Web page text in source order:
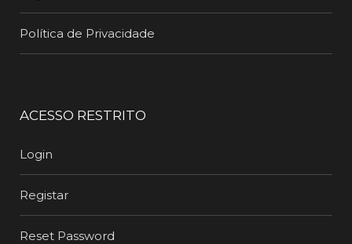
Política de Privacidade
ACESSO RESTRITO
Login
Registar
Reset Password